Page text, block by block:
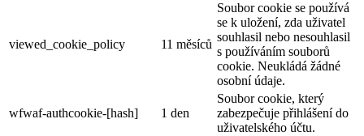
viewed_cookie_policy 11 měsíců
Soubor cookie se používá
se k uložení, zda uživatel
souhlasil nebo nesouhlasil
s používáním souborů
cookie. Neukládá žádné
osobní údaje.
wfwaf-authcookie-[hash] 1 den
Soubor cookie, který
zabezpečuje přihlášení do
uživatelského účtu.